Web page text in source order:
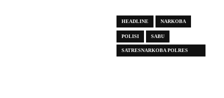
HEADLINE NARKOBA
POLISI SABU
SATRESNARKOBA POLRES